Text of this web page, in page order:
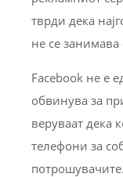
тврди дека
не се
Facebook не е
обвинува за
веруваат дека
телефони за
потрошувачите.